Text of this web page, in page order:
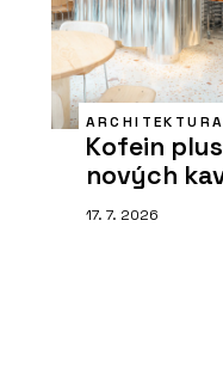
ARCHITEKTURA
Kofein
nových
17. 7. 2026